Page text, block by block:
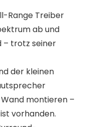
Range Treiber
ab und
– trotz seiner
der kleinen
montieren –
vorhanden.